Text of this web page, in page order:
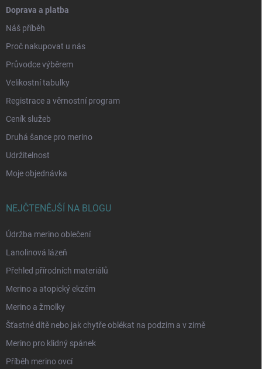
Doprava a platba
Náš příběh
Proč nakupovat u nás
Průvodce výběrem
Velikostní tabulky
Registrace a věrnostní program
Ceník služeb
Druhá šance pro merino
Udržitelnost
Moje objednávka
NEJČTENĚJŠÍ NA BLOGU
Údržba merino oblečení
Lanolinová lázeň
Přehled přírodních materiálů
Merino a atopický ekzém
Merino a žmolky
Šťastné dítě nebo jak chytře oblékat na podzim a v zimě
Merino pro klidný spánek
Příběh merino ovcí